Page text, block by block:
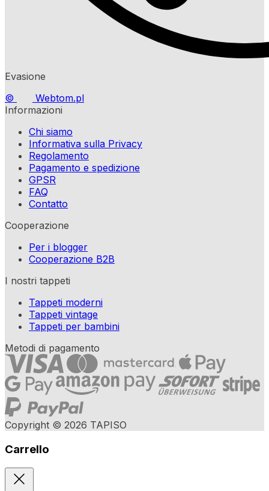
Evasione
©
Webtom.pl
Informazioni
Chi siamo
Informativa sulla Privacy
Regolamento
Pagamento e spedizione
GPSR
FAQ
Contatto
Cooperazione
Per i blogger
Cooperazione B2B
I nostri tappeti
Tappeti moderni
Tappeti vintage
Tappeti per bambini
Metodi di pagamento
Copyright © 2026 TAPISO
Carrello